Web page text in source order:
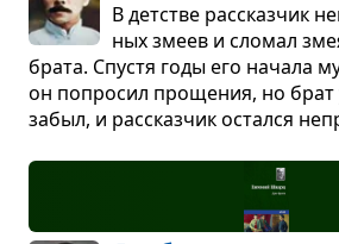
В дет­стве рас­сказ­чик
ных змеев и сло­мал
брата. Спу­стя годы его начала
он попро­сил про­ще­ния, но брат
забыл, и рас­сказ­чик остался